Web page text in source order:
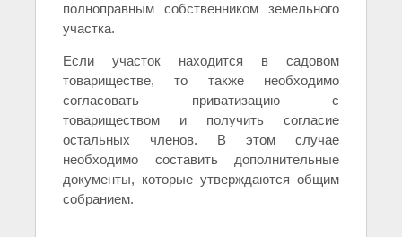
полноправным собственником земельного
участка.
Если участок находится в садовом
товариществе, то также необходимо
согласовать приватизацию с
товариществом и получить согласие
остальных членов. В этом случае
необходимо составить дополнительные
документы, которые утверждаются общим
собранием.